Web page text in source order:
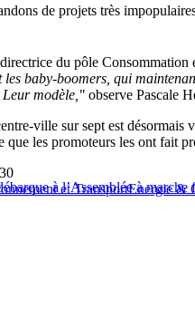
de projets très
du pôle Consommation
les baby-boomers, qui
modèle,
​observe Pascale
ville sur sept est
que les promoteurs les ont fait
à l’Assemblée à marche
et TransportEnergie &